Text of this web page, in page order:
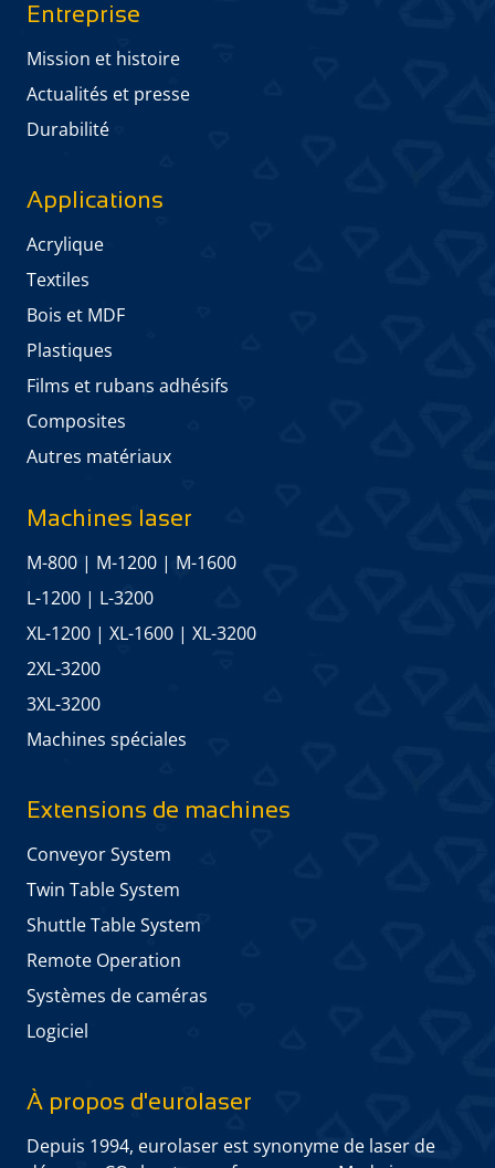
Entreprise
Mission et histoire
Actualités et presse
Durabilité
Applications
Acrylique
Textiles
Bois et MDF
Plastiques
Films et rubans adhésifs
Composites
Autres matériaux
Machines laser
M-800 | M-1200 | M-1600
L-1200 | L-3200
XL-1200 | XL-1600 | XL-3200
2XL-3200
3XL-3200
Machines spéciales
Extensions de machines
Conveyor System
Twin Table System
Shuttle Table System
Remote Operation
Systèmes de caméras
Logiciel
À propos d'eurolaser
Depuis 1994, eurolaser est synonyme de laser de